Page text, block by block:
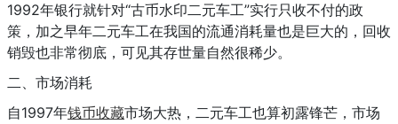
1992年银行就针对“古币水印二元车工”实行只收不付的政
策，加之早年二元车工在我国的流通消耗量也是巨大的，回收
销毁也非常彻底，可见其存世量自然很稀少。
二、市场消耗
自1997年钱币收藏市场大热，二元车工也算初露锋芒，市场